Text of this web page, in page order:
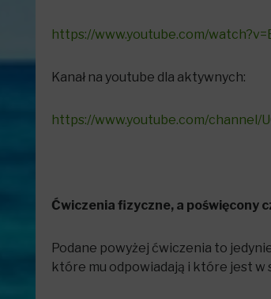
https://www.youtube.com/
Kanał na youtube dla aktywnych:
https://www.youtube.com/channel/
Ćwiczenia fizyczne, a poświęcony
Podane powyżej ćwiczenia to
które mu odpowiadają i które jest w